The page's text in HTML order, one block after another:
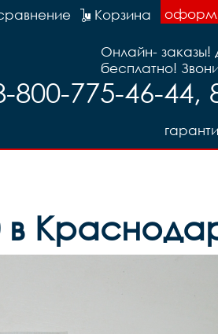
Корзина
Онлайн- заказы!
бесплатно!
800-775-46-44,
в